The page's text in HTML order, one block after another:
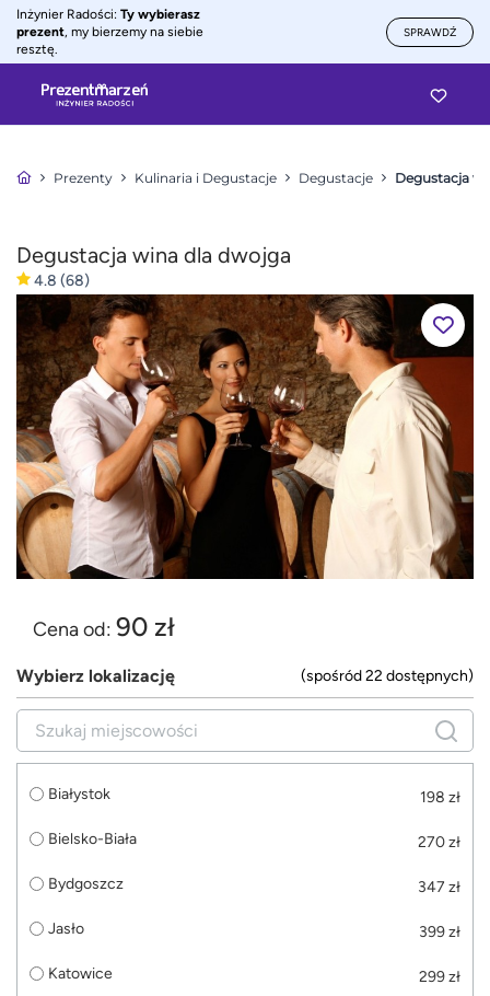
Inżynier Radości: Ty wybierasz
prezent, my bierzemy na siebie
resztę.
SPRAWDŹ
Prezenty Kulinaria i Degustacje Degustacje Degustacja
Degustacja wina dla dwojga
4.8 (68)
Cena od: 90 zł
Wybierz lokalizację (spośród 22 dostępnych)
Białystok 198 zł
Bielsko-Biała 270 zł
Bydgoszcz 347 zł
Jasło 399 zł
Katowice 299 zł